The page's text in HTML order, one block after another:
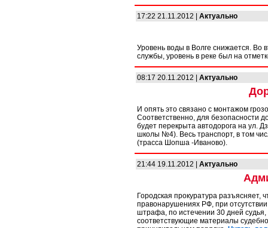
17:22 21.11.2012 | Актуально
Уровень воды в Волге снижается. Во
службы, уровень в реке был на
08:17 20.11.2012 | Актуально
И опять это связано с монтажом
Соответственно, для безопасности
будет перекрыта автодорога на ул.
школы №4). Весь транспорт, в том
(трасса Шопша -Иваново).
21:44 19.11.2012 | Актуально
Городская прокуратура разъясняет,
правонарушениях РФ, при
штрафа, по истечении 30 дней
соответствующие материалы